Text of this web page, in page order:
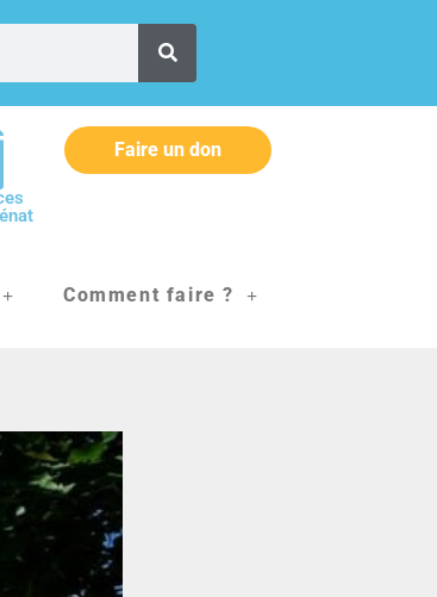
Faire un don
Comment faire ?